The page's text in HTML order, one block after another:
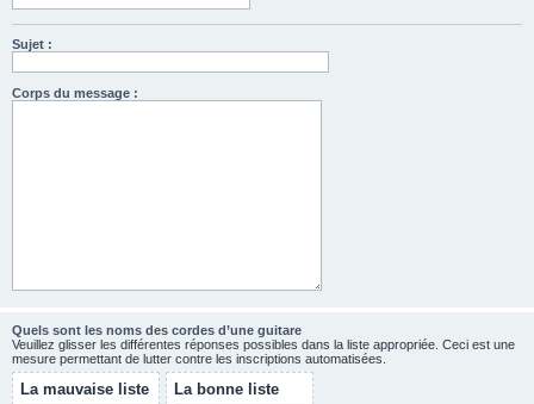
Sujet :
Corps du message :
Quels sont les noms des cordes d’une guitare
Veuillez glisser les différentes réponses possibles dans la liste appropriée. Ceci est une
mesure permettant de lutter contre les inscriptions automatisées.
La mauvaise liste La bonne liste